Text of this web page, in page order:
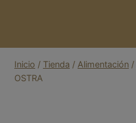
Inicio / Tienda / Alimentación /
OSTRA